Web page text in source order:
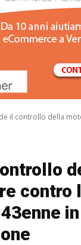
il controllo della
contro
in